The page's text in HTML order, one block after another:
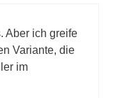
Aber ich greife
Variante, die
im